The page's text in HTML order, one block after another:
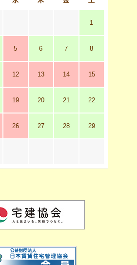
1
5 6 7 8
12 13 14 15
19 20 21 22
26 27 28 29